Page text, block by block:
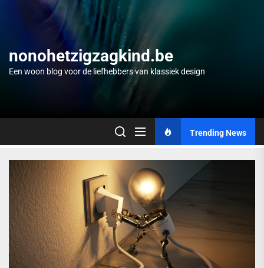
nonohetzigzagkind.be
Een woon blog voor de liefhebbers van klassiek design
Trending News